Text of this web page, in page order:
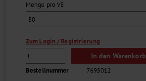
Menge pro VE
Zum Login / Registrierung
In den Warenkorb
Bestellnummer
7695012